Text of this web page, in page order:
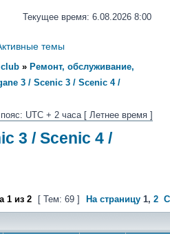
Текущее время: 6.08.2026 8:00
темы
club » Ремонт, обслуживание,
3 / Scenic 3 / Scenic 4 /
UTC + 2 часа [ Летнее время ]
3 / Scenic 4 /
1 из 2 [ Тем: 69 ] На страницу 1, 2